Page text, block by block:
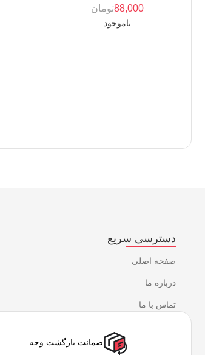
88,000تومان
ناموجود
دسترسی سریع
صفحه اصلی
درباره ما
تماس با ما
ضمانت بازگشت وجه